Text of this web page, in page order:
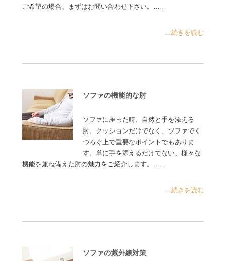
ご希望の場合、まずはお問い合わせ下さい。……
...続きを読む
ソファの機能的な肘
ソファに座った時、自然と手を添える
肘。クッションだけでなく、ソファでく
つろぐ上で重要なポイントでもありま
す。単に手を添えるだけでない、様々な
機能を兼ね備えた肘の魅力をご紹介します。……
...続きを読む
ソファの紫外線対策